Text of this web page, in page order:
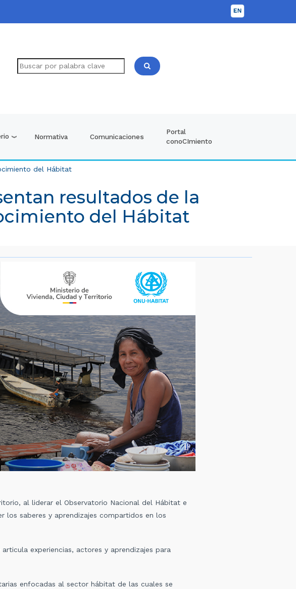
Normativa Comunicaciones
Portal
conoCImiento
del Hábitat
resultados de la
del Hábitat
al liderar el Observatorio Nacional del Hábitat e
saberes y aprendizajes compartidos en los
experiencias, actores y aprendizajes para
enfocadas al sector hábitat de las cuales se